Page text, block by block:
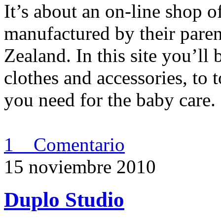
It’s about an on-line shop
manufactured by their
Zealand. In this site
clothes and accessories,
you need for the baby
1 Comentario
15 noviembre 2010
Duplo Studio